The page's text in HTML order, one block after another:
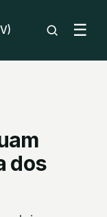
☰
dos